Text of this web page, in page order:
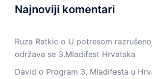
Najnoviji komentari
Ruza Ratkic o U potresom
održava se 3.Mladifest Hrvatska
David o Program 3. Mladifesta u